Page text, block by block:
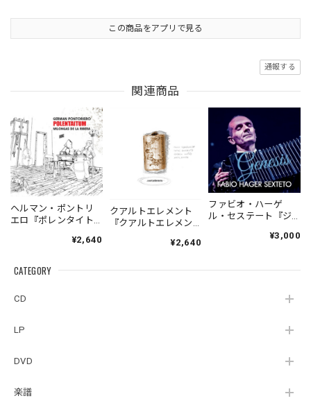
CATEGORY
CD
LP
DVD
楽譜
この商品をアプリで見る
通報する
関連商品
ヘルマン・ポントリ
エロ『ポレンタイト
Pontoriero『POLENT
la Ribera』
¥2,640
クアルトエレメント
『クアルトエレメン
Cuartoelemento『Cu
（007RECORDS-27）
¥2,640
ファビオ・ハーゲ
ル・セステート『ジ
¥3,000